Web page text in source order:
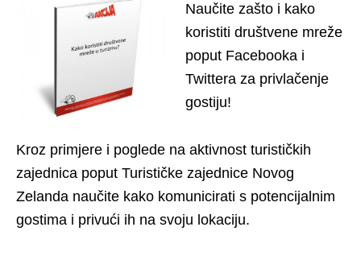
Naučite zašto i kako
koristiti društvene mreže
poput Facebooka i
Twittera za privlačenje
gostiju!
Kroz primjere i poglede na aktivnost turističkih
zajednica poput Turističke zajednice Novog
Zelanda naučite kako komunicirati s potencijalnim
gostima i privući ih na svoju lokaciju.